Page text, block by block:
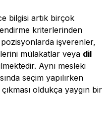
bilgisi artık birçok
kriterlerinden
işverenler,
mülakatlar veya dil
Aynı mesleki
seçim yapılırken
oldukça yaygın bir